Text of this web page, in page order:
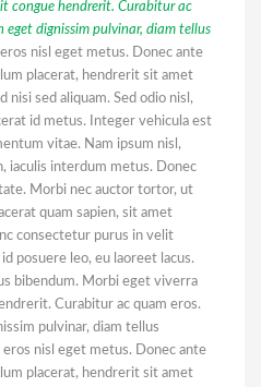
congue hendrerit. Curabitur ac
eget dignissim pulvinar, diam tellus
nisl eget metus. Donec ante
placerat, hendrerit sit amet
nisi sed aliquam. Sed odio nisl,
id metus. Integer vehicula est
vitae. Nam ipsum nisl,
iaculis interdum metus. Donec
Morbi nec auctor tortor, ut
quam sapien, sit amet
consectetur purus in velit
posuere leo, eu laoreet lacus.
bibendum. Morbi eget viverra
Curabitur ac quam eros.
pulvinar, diam tellus
nisl eget metus. Donec ante
placerat, hendrerit sit amet